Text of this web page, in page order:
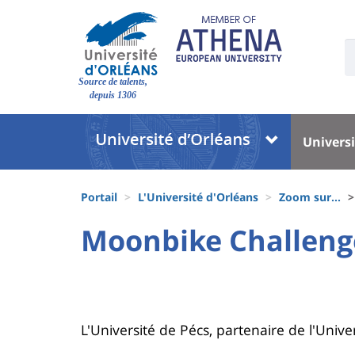
Site
Source de talents,
depuis 1306
Université
Block
liste
des
composantes
Menu
d'Ariane
Portail L'Université d'Orléans Zoom sur...
University
University
content
Titre
Moonbike
Contenu
L'Université de Pécs, partenaire de